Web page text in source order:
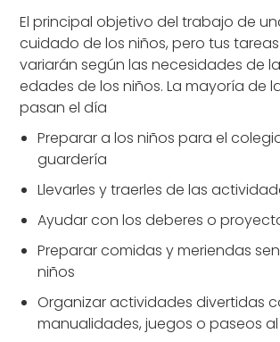
El principal objetivo del trabajo de
cuidado de los niños, pero tus
variarán según las necesidades de
edades de los niños. La mayoría de
pasan el día
Preparar a los niños para el
guardería
Llevarles y traerles de las
Ayudar con los deberes o
Preparar comidas y meriendas
niños
Organizar actividades divertidas
manualidades, juegos o paseos